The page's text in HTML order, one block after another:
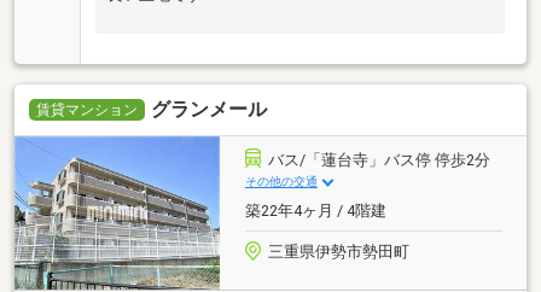
賃貸マンション グランメール
バス/「蓮台寺」バス停 停歩2分
その他の交通
築22年4ヶ月 / 4階建
三重県伊勢市勢田町